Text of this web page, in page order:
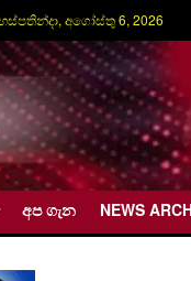
අගෝස්තු 6, 2026
අප ගැන NEWS